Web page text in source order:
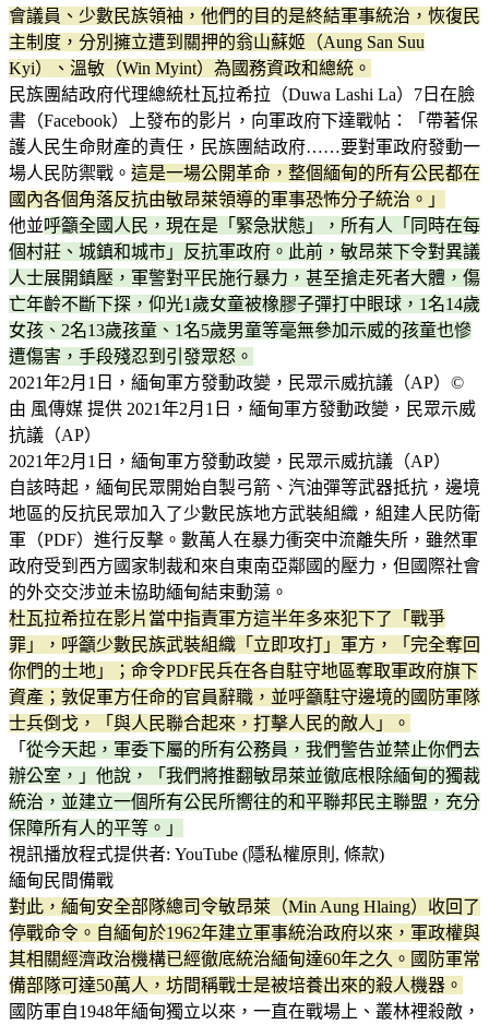
會議員、少數民族領袖，他們的目的是終結軍事統治，恢復民
主制度，分別擁立遭到關押的翁山蘇姬（Aung San Suu
Kyi）、溫敏（Win Myint）為國務資政和總統。
民族團結政府代理總統杜瓦拉希拉（Duwa Lashi La）7日在臉
書（Facebook）上發布的影片，向軍政府下達戰帖：「帶著保
護人民生命財產的責任，民族團結政府……要對軍政府發動一
場人民防禦戰。 這是一場公開革命，整個緬甸的所有公民都在
國內各個角落反抗由敏昂萊領導的軍事恐怖分子統治。」
他並呼籲全國人民，現在是「緊急狀態」，所有人「同時在每
個村莊、城鎮和城市」反抗軍政府。此前，敏昂萊下令對異議
人士展開鎮壓，軍警對平民施行暴力，甚至搶走死者大體，傷
亡年齡不斷下探，仰光1歲女童被橡膠子彈打中眼球，1名14歲
女孩、2名13歲孩童、1名5歲男童等毫無參加示威的孩童也慘
遭傷害，手段殘忍到引發眾怒。
2021年2月1日，緬甸軍方發動政變，民眾示威抗議（AP）©
由 風傳媒 提供 2021年2月1日，緬甸軍方發動政變，民眾示威
抗議（AP）
2021年2月1日，緬甸軍方發動政變，民眾示威抗議（AP）
自該時起，緬甸民眾開始自製弓箭、汽油彈等武器抵抗，邊境
地區的反抗民眾加入了少數民族地方武裝組織，組建人民防衛
軍（PDF）進行反擊。數萬人在暴力衝突中流離失所，雖然軍
政府受到西方國家制裁和來自東南亞鄰國的壓力，但國際社會
的外交交涉並未協助緬甸結束動蕩。
杜瓦拉希拉在影片當中指責軍方這半年多來犯下了「戰爭
罪」，呼籲少數民族武裝組織「立即攻打」軍方，「完全奪回
你們的土地」；命令PDF民兵在各自駐守地區奪取軍政府旗下
資產；敦促軍方任命的官員辭職，並呼籲駐守邊境的國防軍隊
士兵倒戈，「與人民聯合起來，打擊人民的敵人」。
「 從今天起，軍委下屬的所有公務員，我們警告並禁止你們去
辦公室，」他說，「我們將推翻敏昂萊並徹底根除緬甸的獨裁
統治，並建立一個所有公民所嚮往的和平聯邦民主聯盟，充分
保障所有人的平等。」
視訊播放程式提供者: YouTube (隱私權原則, 條款)
緬甸民間備戰
對此，緬甸安全部隊總司令敏昂萊（Min Aung Hlaing）收回了
停戰命令。自緬甸於1962年建立軍事統治政府以來，軍政權與
其相關經濟政治機構已經徹底統治緬甸達60年之久。國防軍常
備部隊可達50萬人，坊間稱戰士是被培養出來的殺人機器。
國防軍自1948年緬甸獨立以來，一直在戰場上、叢林裡殺敵，